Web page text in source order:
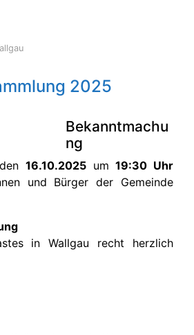
2025
Bekanntmachu
ng
16.10.2025 um19:30 Uhr
und Bürger der Gemeinde
in Wallgau recht herzlich